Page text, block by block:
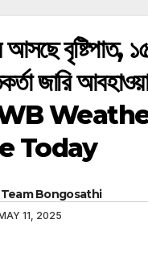
আসছে বৃষ্টিপাত,
জারি আবহাওয়া
-WB
Today
Team Bongosathi
11, 2025